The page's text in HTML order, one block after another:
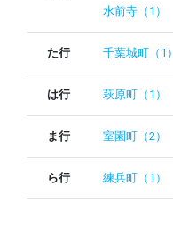
水前寺（1）
た行 千葉城町（1）
は行 萩原町（1）
ま行 室園町（2）
ら行 練兵町（1）